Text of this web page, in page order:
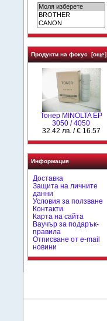
Продукти на фокус [още]
Тонер MINOLTA EP
3050 / 4050
32.42 лв. / € 16.57
Информация
Доставка
Защита на личните
данни
Условия за ползване
Контакти
Карта на сайта
Ваучър за подарък-
правила
Отписване от e-mail
новини